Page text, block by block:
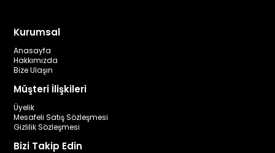
Kurumsal
Anasayfa
Hakkımızda
Bize Ulaşın
Müşteri İlişkileri
Üyelik
Mesafeli Satış Sözleşmesi
Gizlilik Sözleşmesi
Bizi Takip Edin